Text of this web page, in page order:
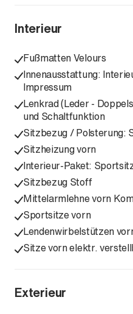
Interieur
Fußmatten Velours
Innenausstattung:
Impressum
Lenkrad (Leder -
und Schaltfunktion
Sitzbezug / Polsterung:
Sitzheizung vorn
Interieur-Paket:
Sitzbezug Stoff
Mittelarmlehne vorn
Sportsitze vorn
Lendenwirbelstützen
Sitze vorn elektr.
Exterieur